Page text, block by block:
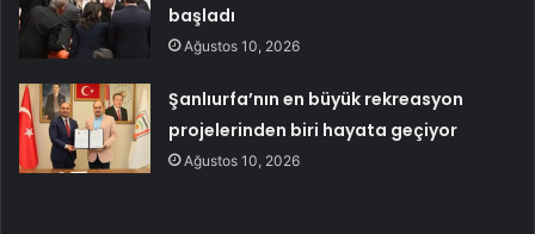
başladı
Ağustos 10, 2026
Şanlıurfa’nın en büyük rekreasyon
projelerinden biri hayata geçiyor
Ağustos 10, 2026